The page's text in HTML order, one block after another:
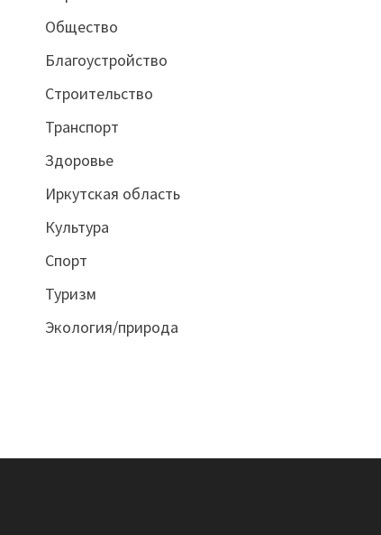
Общество
Благоустройство
Строительство
Транспорт
Здоровье
Иркутская область
Культура
Спорт
Туризм
Экология/природа